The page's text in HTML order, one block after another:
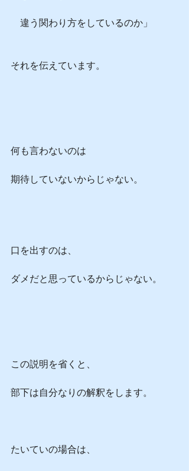
違う関わり方をしているのか」
それを伝えています。
何も言わないのは
期待していないからじゃない。
口を出すのは、
ダメだと思っているからじゃない。
この説明を省くと、
部下は自分なりの解釈をします。
たいていの場合は、